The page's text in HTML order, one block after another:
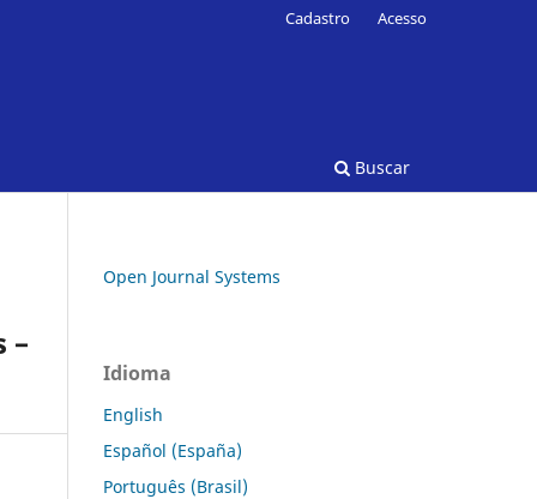
Buscar
Cadastro Acesso
–
Open Journal Systems
Idioma
English
Español (España)
Português (Brasil)